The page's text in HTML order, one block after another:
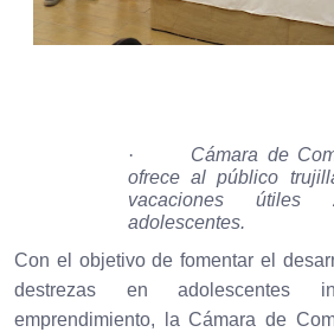
·
Cámara de
ofrece al público
vacaciones
adolescentes.
Con el objetivo de fomentar el
destrezas en adolescentes
emprendimiento, la Cámara de